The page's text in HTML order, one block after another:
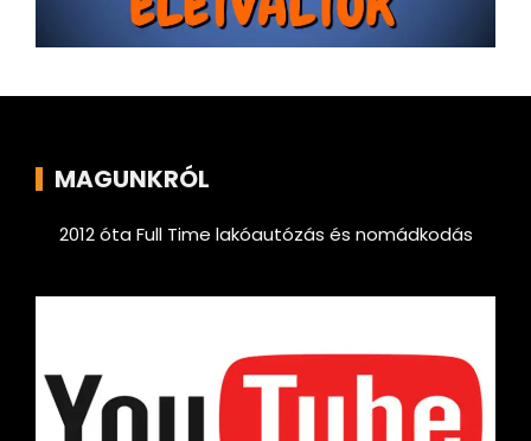
MAGUNKRÓL
2012 óta Full Time lakóautózás és nomádkodás